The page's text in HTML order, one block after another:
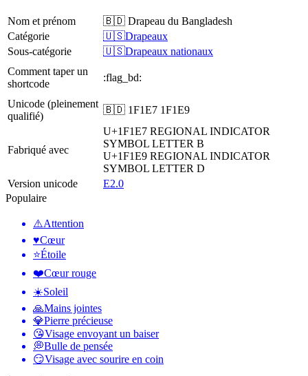
Nom et prénom
🇧🇩 Drapeau du Bangladesh
Catégorie
🇺🇸Drapeaux
Sous-catégorie
🇺🇸Drapeaux nationaux
Comment taper un
shortcode
:flag_bd:
Unicode (pleinement
qualifié)
🇧🇩 1F1E7 1F1E9
Fabriqué avec
U+1F1E7 REGIONAL INDICATOR
SYMBOL LETTER B
U+1F1E9 REGIONAL INDICATOR
SYMBOL LETTER D
Version unicode
E2.0
Populaire
⚠️Attention
♥️Cœur
⭐Étoile
❤️Cœur rouge
☀️Soleil
🙏Mains jointes
💎Pierre précieuse
😘Visage envoyant un baiser
💭Bulle de pensée
😏Visage avec sourire en coin